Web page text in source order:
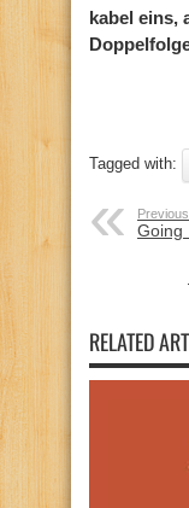
kabel eins,
Tagged with:
Going
RELATED